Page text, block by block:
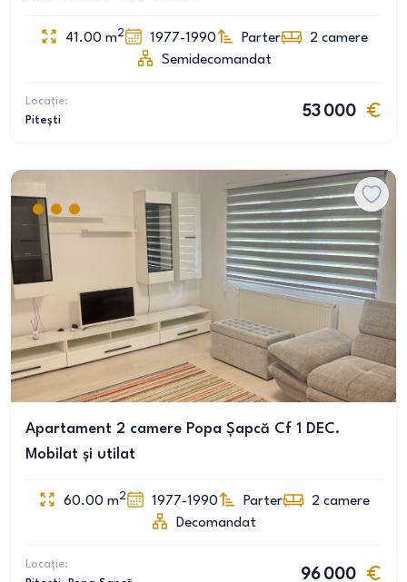
41.00 m2 1977-1990 Parter 2 camere
Semidecomandat
Locație:
Pitești
53 000
Apartament 2 camere Popa Șapcă Cf 1 DEC.
Mobilat și utilat
60.00 m2 1977-1990 Parter 2 camere
Decomandat
Locație:
96 000